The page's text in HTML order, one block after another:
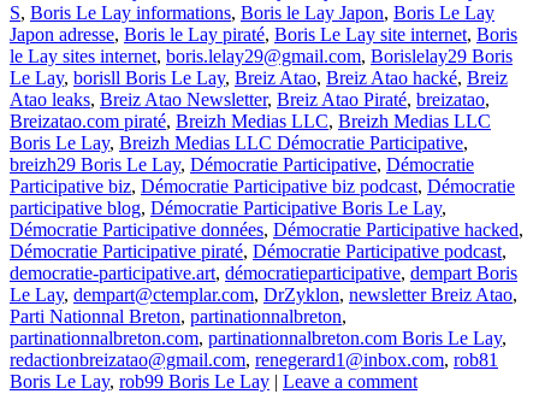
S, Boris Le Lay informations, Boris le Lay Japon, Boris Le Lay
Japon adresse, Boris le Lay piraté, Boris Le Lay site internet, Boris
le Lay sites internet, boris.lelay29@gmail.com, Borislelay29 Boris
Le Lay, borisll Boris Le Lay, Breiz Atao, Breiz Atao hacké, Breiz
Atao leaks, Breiz Atao Newsletter, Breiz Atao Piraté, breizatao,
Breizatao.com piraté, Breizh Medias LLC, Breizh Medias LLC
Boris Le Lay, Breizh Medias LLC Démocratie Participative,
breizh29 Boris Le Lay, Démocratie Participative, Démocratie
Participative biz, Démocratie Participative biz podcast, Démocratie
participative blog, Démocratie Participative Boris Le Lay,
Démocratie Participative données, Démocratie Participative hacked,
Démocratie Participative piraté, Démocratie Participative podcast,
democratie-participative.art, démocratieparticipative, dempart Boris
Le Lay, dempart@ctemplar.com, DrZyklon, newsletter Breiz Atao,
Parti Nationnal Breton, partinationnalbreton,
partinationnalbreton.com, partinationnalbreton.com Boris Le Lay,
redactionbreizatao@gmail.com, renegerard1@inbox.com, rob81
Boris Le Lay, rob99 Boris Le Lay | Leave a comment